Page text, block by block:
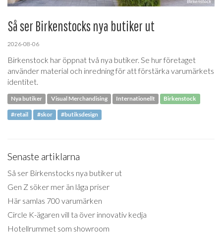
Så ser Birkenstocks nya butiker ut
2026-08-06
Birkenstock har öppnat två nya butiker. Se hur företaget
använder material och inredning för att förstärka varumärkets
identitet.
Nya butiker Visual Merchandising Internationellt Birkenstock
#retail #skor #butiksdesign
Senaste artiklarna
Så ser Birkenstocks nya butiker ut
Gen Z söker mer än låga priser
Här samlas 700 varumärken
Circle K-ägaren vill ta över innovativ kedja
Hotellrummet som showroom